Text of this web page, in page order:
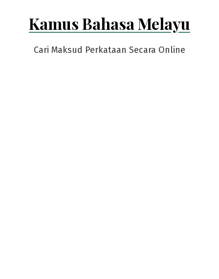
Kamus Bahasa Melayu
Cari Maksud Perkataan Secara Online